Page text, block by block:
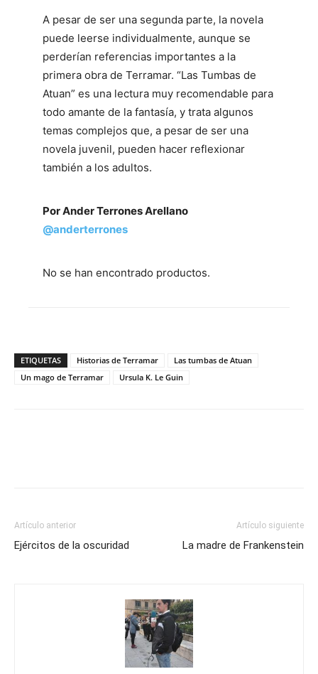
A pesar de ser una segunda parte, la novela
puede leerse individualmente, aunque se
perderían referencias importantes a la
primera obra de Terramar. “Las Tumbas de
Atuan” es una lectura muy recomendable para
todo amante de la fantasía, y trata algunos
temas complejos que, a pesar de ser una
novela juvenil, pueden hacer reflexionar
también a los adultos.
Por Ander Terrones Arellano
@anderterrones
No se han encontrado productos.
ETIQUETAS Historias de Terramar
Las tumbas de Atuan
Un mago de Terramar
Ursula K. Le Guin
Artículo anterior
Ejércitos de la oscuridad
Artículo siguiente
La madre de Frankenstein